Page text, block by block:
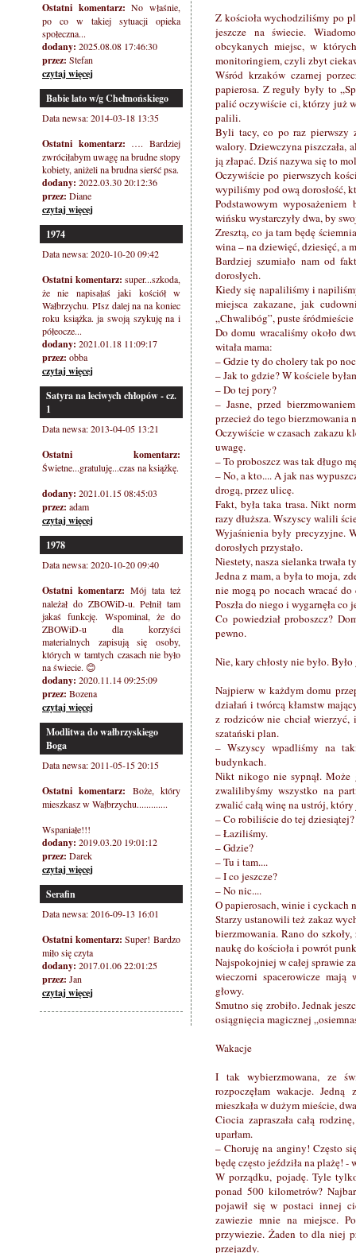
Ostatni komentarz: No właśnie,
po co w takiej sytuacji opieka
społeczna...
dodany: 2025.08.08 17:46:30
przez: Stefan
czytaj więcej
Babie lato w/g Chełmońskiego
Data newsa: 2014-03-18 13:35
Ostatni komentarz: …. Bardziej
zwróciłabym uwagę na brudne stopy
kobiety, aniżeli na brudna sierść psa.
dodany: 2022.03.30 20:12:36
przez: Diane
czytaj więcej
1974
Data newsa: 2020-10-20 09:42
Ostatni komentarz: super...szkoda,
że nie napisałaś jaki kościół w
Wałbrzychu. PIsz dalej na na koniec
roku książka. ja swoją szykuję na i
półeocze...
dodany: 2021.01.18 11:09:17
przez: obba
czytaj więcej
Satyra na leciwych chłopów - cz.
1
Data newsa: 2013-04-05 13:21
Ostatni komentarz:
Świetne...gratuluję...czas na książkę.
dodany: 2021.01.15 08:45:03
przez: adam
czytaj więcej
1978
Data newsa: 2020-10-20 09:40
Ostatni komentarz: Mój tata też
należał do ZBOWiD-u. Pełnił tam
jakaś funkcję. Wspominal, że do
ZBOWiD-u dla korzyści
materialnych zapisują się osoby,
których w tamtych czasach nie było
na świecie. 😊
dodany: 2020.11.14 09:25:09
przez: Bozena
czytaj więcej
Modlitwa do wałbrzyskiego
Boga
Data newsa: 2011-05-15 20:15
Ostatni komentarz: Boże, który
mieszkasz w Wałbrzychu.............
Wspaniałe!!!
dodany: 2019.03.20 19:01:12
przez: Darek
czytaj więcej
Serafin
Data newsa: 2016-09-13 16:01
Ostatni komentarz: Super! Bardzo
miło się czyta
dodany: 2017.01.06 22:01:25
przez: Jan
czytaj więcej
Z kościoła wychodziliśmy po
jeszcze na świecie.
obcykanych miejsc, w
monitoringiem, czyli zbyt
Wśród krzaków czarnej
papierosa. Z reguły były to
palić oczywiście ci, którzy już
palili.
Byli tacy, co po raz pierwszy
walory. Dziewczyna piszczała,
ją złapać. Dziś nazywa się to
Oczywiście po pierwszych
wypiliśmy pod ową dorosłość,
Podstawowym
wińsku wystarczyły dwa, by
Zresztą, co ja tam będę
wina – na dziewięć, dziesięć, a
Bardziej szumiało nam od
dorosłych.
Kiedy się napaliliśmy i
miejsca zakazane, jak
„Chwalibóg”, puste
Do domu wracaliśmy około
witała mama:
– Gdzie ty do cholery tak po
– Jak to gdzie? W kościele
– Do tej pory?
– Jasne, przed
przecież do tego bierzmowania
Oczywiście w czasach zakazu
uwagę.
– To proboszcz was tak długo
– No, a kto.... A jak nas
drogą, przez ulicę.
Fakt, była taka trasa. Nikt
razy dłuższa. Wszyscy walili
Wyjaśnienia były precyzyjne.
dorosłych przystało.
Niestety, nasza sielanka trwała
Jedna z mam, a była to moja,
nie mogą po nocach wracać do
Poszła do niego i wygarnęła co
Co powiedział proboszcz?
pewno.
Nie, kary chłosty nie było.
Najpierw w każdym domu
działań i twórcą kłamstw
z rodziców nie chciał wierzyć,
szatański plan.
– Wszyscy wpadliśmy na
budynkach.
Nikt nikogo nie sypnął.
zwalilibyśmy wszystko na
zwalić całą winę na ustrój,
– Co robiliście do tej
– Łaziliśmy.
– Gdzie?
– Tu i tam....
– I co jeszcze?
– No nic....
O papierosach, winie i cyckach
Starzy ustanowili też zakaz
bierzmowania. Rano do
naukę do kościoła i powrót
Najspokojniej w całej sprawie
wieczorni spacerowicze mają
głowy.
Smutno się zrobiło. Jednak
osiągnięcia magicznej
Wakacje
I tak wybierzmowana, ze
rozpoczęłam wakacje.
mieszkała w dużym mieście,
Ciocia zapraszała całą
uparłam.
– Choruję na anginy! Często
będę często jeździła na plażę! -
W porządku, pojadę. Tyle
ponad 500 kilometrów?
pojawił się w postaci innej
zawiezie mnie na miejsce.
przywiezie. Żaden to dla niej
przejazdy.